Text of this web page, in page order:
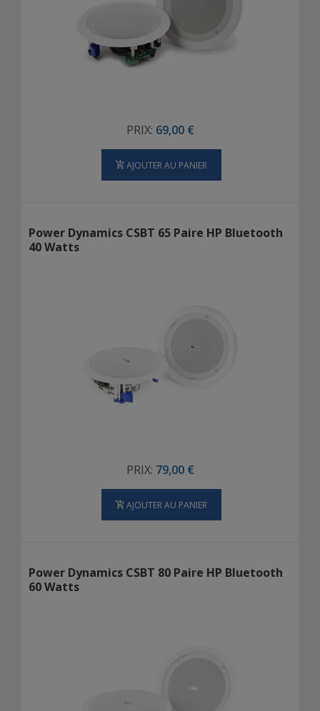
PRIX: 69,00 €
AJOUTER AU PANIER
Power Dynamics CSBT 65 Paire HP Bluetooth
40 Watts
PRIX: 79,00 €
AJOUTER AU PANIER
Power Dynamics CSBT 80 Paire HP Bluetooth
60 Watts